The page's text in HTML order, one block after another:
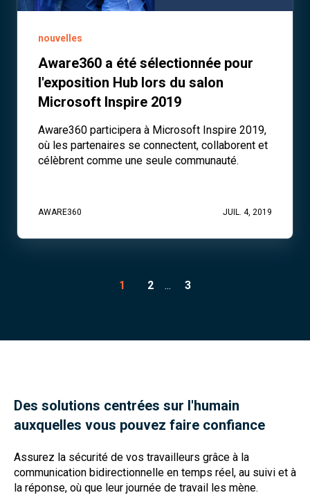
nouvelles
Aware360 a été sélectionnée pour
l'exposition Hub lors du salon
Microsoft Inspire 2019
Aware360 participera à Microsoft Inspire 2019,
où les partenaires se connectent, collaborent et
célèbrent comme une seule communauté.
AWARE360 JUIL. 4, 2019
1 2 ... 3
Des solutions centrées sur l'humain
auxquelles vous pouvez faire confiance
Assurez la sécurité de vos travailleurs grâce à la
communication bidirectionnelle en temps réel, au suivi et à
la réponse, où que leur journée de travail les mène.